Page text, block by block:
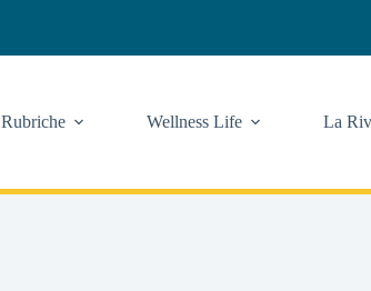
Rubriche Wellness Life La